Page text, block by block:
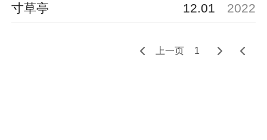
寸草亭 12.01 2022
上一页 1